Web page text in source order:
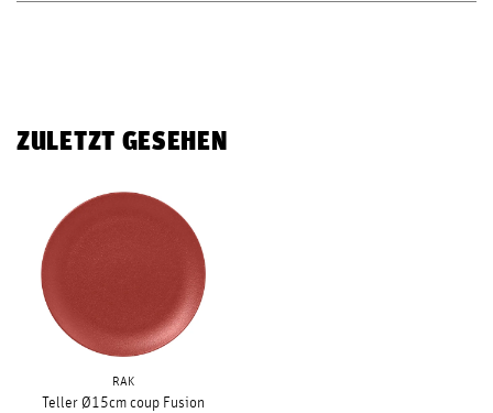
ZULETZT GESEHEN
RAK
Teller Ø15cm coup Fusion